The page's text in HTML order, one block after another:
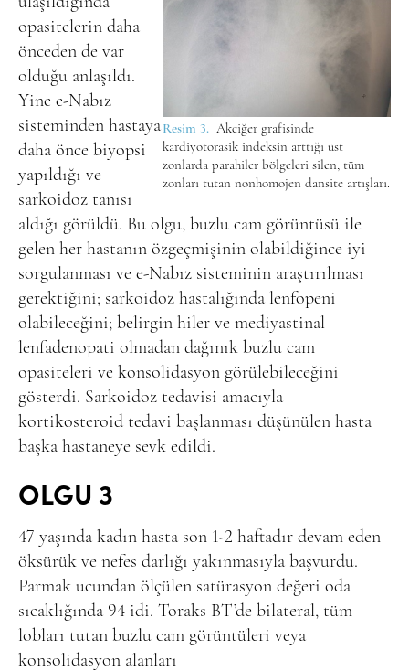
Resim 3. Akciğer grafisinde
kardiyotorasik indeksin arttığı üst
zonlarda parahiler bölgeleri silen, tüm
zonları tutan nonhomojen dansite artışları.
opasitelerin daha
önceden de var
olduğu anlaşıldı.
Yine e-Nabız
sisteminden hastaya
daha önce biyopsi
yapıldığı ve
sarkoidoz tanısı
aldığı görüldü. Bu olgu, buzlu cam görüntüsü ile
gelen her hastanın özgeçmişinin olabildiğince iyi
sorgulanması ve e-Nabız sisteminin araştırılması
gerektiğini; sarkoidoz hastalığında lenfopeni
olabileceğini; belirgin hiler ve mediyastinal
lenfadenopati olmadan dağınık buzlu cam
opasiteleri ve konsolidasyon görülebileceğini
gösterdi. Sarkoidoz tedavisi amacıyla
kortikosteroid tedavi başlanması düşünülen hasta
başka hastaneye sevk edildi.
OLGU 3
47 yaşında kadın hasta son 1-2 haftadır devam eden
öksürük ve nefes darlığı yakınmasıyla başvurdu.
Parmak ucundan ölçülen satürasyon değeri oda
sıcaklığında 94 idi. Toraks BT’de bilateral, tüm
lobları tutan buzlu cam görüntüleri veya
konsolidasyon alanları